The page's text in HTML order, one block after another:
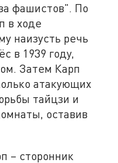
фашистов". По
в ходе
наизусть речь
в 1939 году,
Затем Карп
атакующих
тайцзи и
оставив
– сторонник